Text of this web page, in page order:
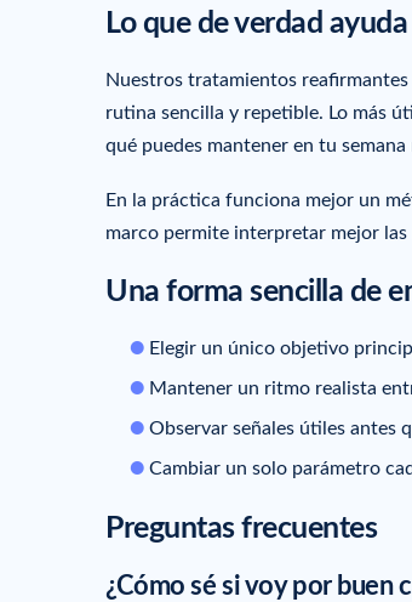
Lo que de verdad
Nuestros tratamientos
rutina sencilla y repetible. Lo más
qué puedes mantener en tu semana
En la práctica funciona mejor un
marco permite interpretar mejor las
Una forma sencilla de
Elegir un único objetivo
Mantener un ritmo realista
Observar señales útiles antes
Cambiar un solo parámetro
Preguntas frecuentes
¿Cómo sé si voy por buen